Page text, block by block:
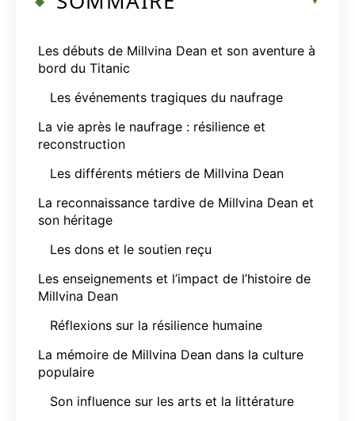
Les débuts de Millvina Dean et son aventure à
bord du Titanic
Les événements tragiques du naufrage
La vie après le naufrage : résilience et
reconstruction
Les différents métiers de Millvina Dean
La reconnaissance tardive de Millvina Dean et
son héritage
Les dons et le soutien reçu
Les enseignements et l’impact de l’histoire de
Millvina Dean
Réflexions sur la résilience humaine
La mémoire de Millvina Dean dans la culture
populaire
Son influence sur les arts et la littérature